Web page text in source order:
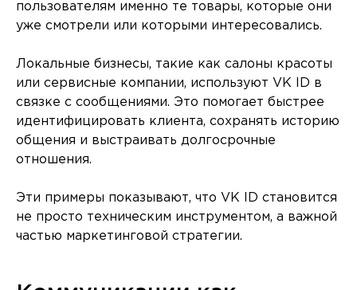
пользователям именно те товары, которые они
уже смотрели или которыми интересовались.
Локальные бизнесы, такие как салоны красоты
или сервисные компании, используют VK ID в
связке с сообщениями. Это помогает быстрее
идентифицировать клиента, сохранять историю
общения и выстраивать долгосрочные
отношения.
Эти примеры показывают, что VK ID становится
не просто техническим инструментом, а важной
частью маркетинговой стратегии.